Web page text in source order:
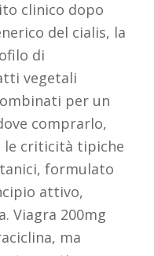
clinico dopo
del cialis, la
di
vegetali
per un
comprarlo,
criticità tipiche
formulato
attivo,
Viagra 200mg
ma